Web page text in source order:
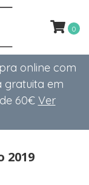
online com
gratuita em
60€ Ver
0
2019